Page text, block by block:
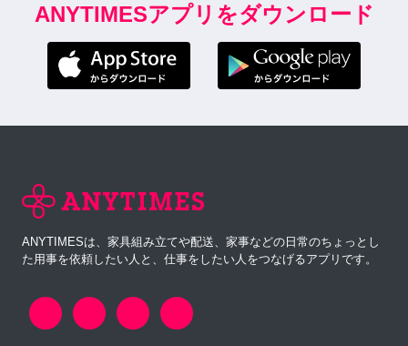
ANYTIMESアプリをダウンロード
ANYTIMESは、家具組み立てや配送、家事などの日常のちょっとし
た用事を依頼したい人と、仕事をしたい人をつなげるアプリです。